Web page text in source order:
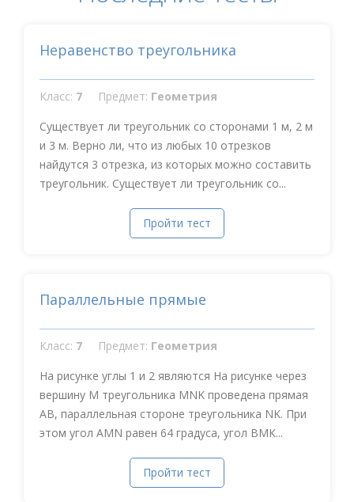
Неравенство треугольника
Класс: 7 Предмет: Геометрия
Существует ли треугольник со сторонами 1 м, 2 м
и 3 м. Верно ли, что из любых 10 отрезков
найдутся 3 отрезка, из которых можно составить
треугольник. Существует ли треугольник со...
Пройти тест
Параллельные прямые
Класс: 7 Предмет: Геометрия
На рисунке углы 1 и 2 являются На рисунке через
вершину М треугольника MNK проведена прямая
АВ, параллельная стороне треугольника NK. При
этом угол АMN равен 64 градуса, угол ВМК...
Пройти тест